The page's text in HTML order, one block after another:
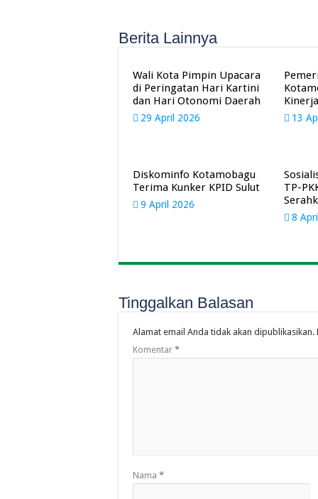
Berita Lainnya
Wali Kota Pimpin Upacara
di Peringatan Hari Kartini
dan Hari Otonomi Daerah
29 April 2026 13
Diskominfo Kotamobagu
Terima Kunker KPID Sulut
9 April 2026
TP-
8
Tinggalkan Balasan
Alamat email Anda tidak akan dipublikasikan.
Komentar *
Nama *